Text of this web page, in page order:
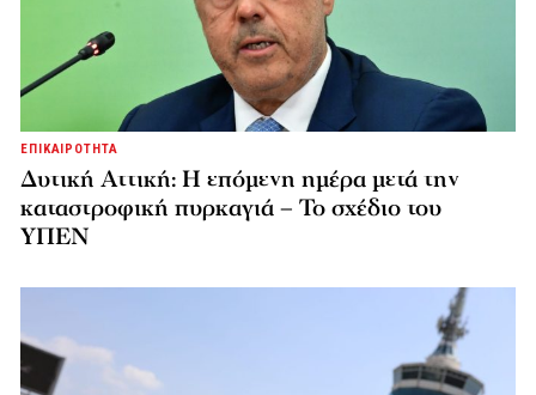
ΕΠΙΚΑΙΡΟΤΗΤΑ
Δυτική Αττική: Η επόμενη ημέρα μετά την
καταστροφική πυρκαγιά – Το σχέδιο του
ΥΠΕΝ